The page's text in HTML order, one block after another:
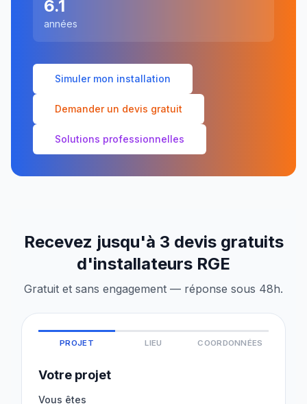
6.1
années
Simuler mon installation
Demander un devis gratuit
Solutions professionnelles
Recevez jusqu'à 3 devis gratuits
d'installateurs RGE
Gratuit et sans engagement — réponse sous 48h.
PROJET LIEU COORDONNÉES
Votre projet
Vous êtes